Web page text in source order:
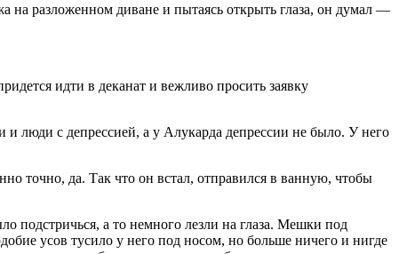
на разложенном диване и пытаясь открыть глаза, он думал —
идти в деканат и вежливо просить заявку
люди с депрессией, а у Алукарда депрессии не было. У него
точно, да. Так что он встал, отправился в ванную, чтобы
подстричься, а то немного лезли на глаза. Мешки под
усов тусило у него под носом, но больше ничего и нигде